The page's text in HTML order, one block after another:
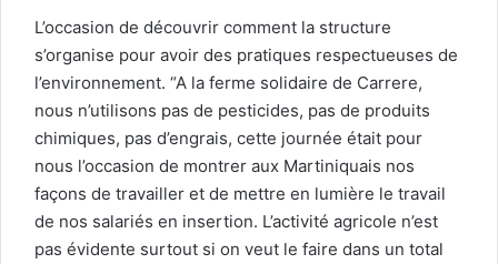
L’occasion de découvrir comment la structure
s’organise pour avoir des pratiques respectueuses de
l’environnement. “A la ferme solidaire de Carrere,
nous n’utilisons pas de pesticides, pas de produits
chimiques, pas d’engrais, cette journée était pour
nous l’occasion de montrer aux Martiniquais nos
façons de travailler et de mettre en lumière le travail
de nos salariés en insertion. L’activité agricole n’est
pas évidente surtout si on veut le faire dans un total